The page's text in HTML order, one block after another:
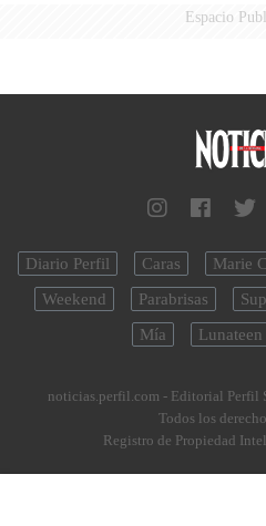
Espacio
Diario Perfil Caras Marie
Weekend
Parabrisas
Mía
Lunateen
noticias.perfil.com - Editorial Perfil
Todos los
Registro de Propiedad